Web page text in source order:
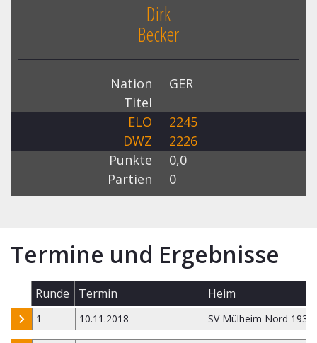
Dirk
Becker
Nation
GER
Titel
ELO
2245
DWZ
2226
Punkte
0,0
Partien
0
Termine und Ergebnisse
Runde Termin Heim
1 10.11.2018 SV Mülheim Nord 1931